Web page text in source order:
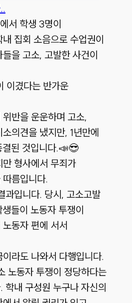
서 학생 3명이
집회 소음으로 수업권이
을 고소, 고발한 사건이
이겼다는 반가운
반을 운운하며 고소,
의견을 냈지만, 1년만에
결된 것입니다.📣😎
형사에서 무죄가
름입니다.
과입니다. 당시, 고소고발
들이 노동자 투쟁이
동자 편에 서서
라도 나와서 다행입니다.
노동자 투쟁이 정당하다는
학내 구성원 누구나 자신의